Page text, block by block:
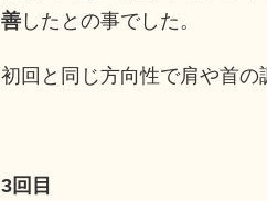
善 したとの事でした。
初回と同じ方向性で肩や首の
3回目